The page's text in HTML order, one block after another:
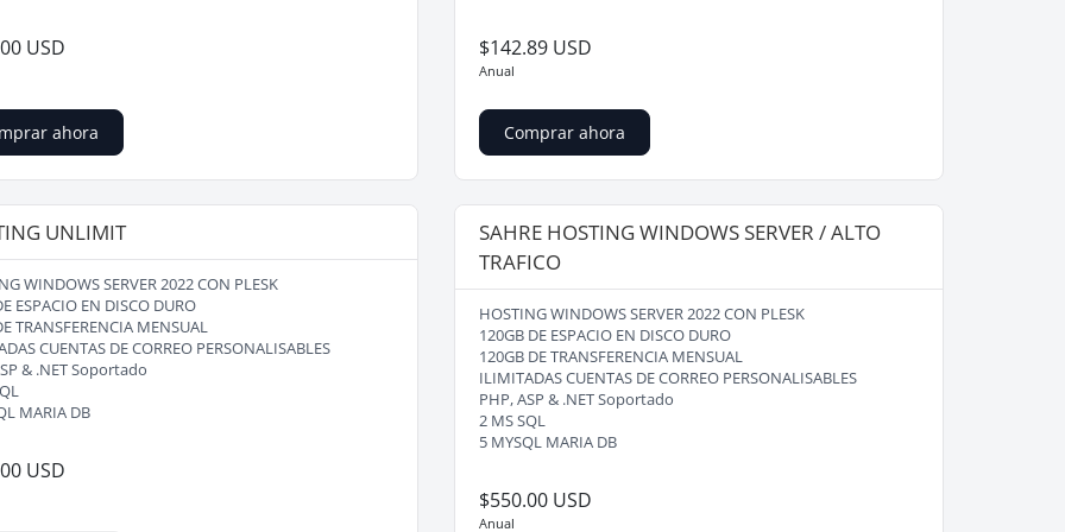
USD
ahora
$142.89 USD
Anual
Comprar ahora
UNLIMIT
WINDOWS SERVER 2022 CON PLESK
ESPACIO EN DISCO DURO
TRANSFERENCIA MENSUAL
CUENTAS DE CORREO PERSONALISABLES
& .NET Soportado
MARIA DB
USD
SAHRE HOSTING WINDOWS SERVER / ALTO
TRAFICO
HOSTING WINDOWS SERVER 2022 CON PLESK
120GB DE ESPACIO EN DISCO DURO
120GB DE TRANSFERENCIA MENSUAL
ILIMITADAS CUENTAS DE CORREO PERSONALISABLES
PHP, ASP & .NET Soportado
2 MS SQL
5 MYSQL MARIA DB
$550.00 USD
Anual